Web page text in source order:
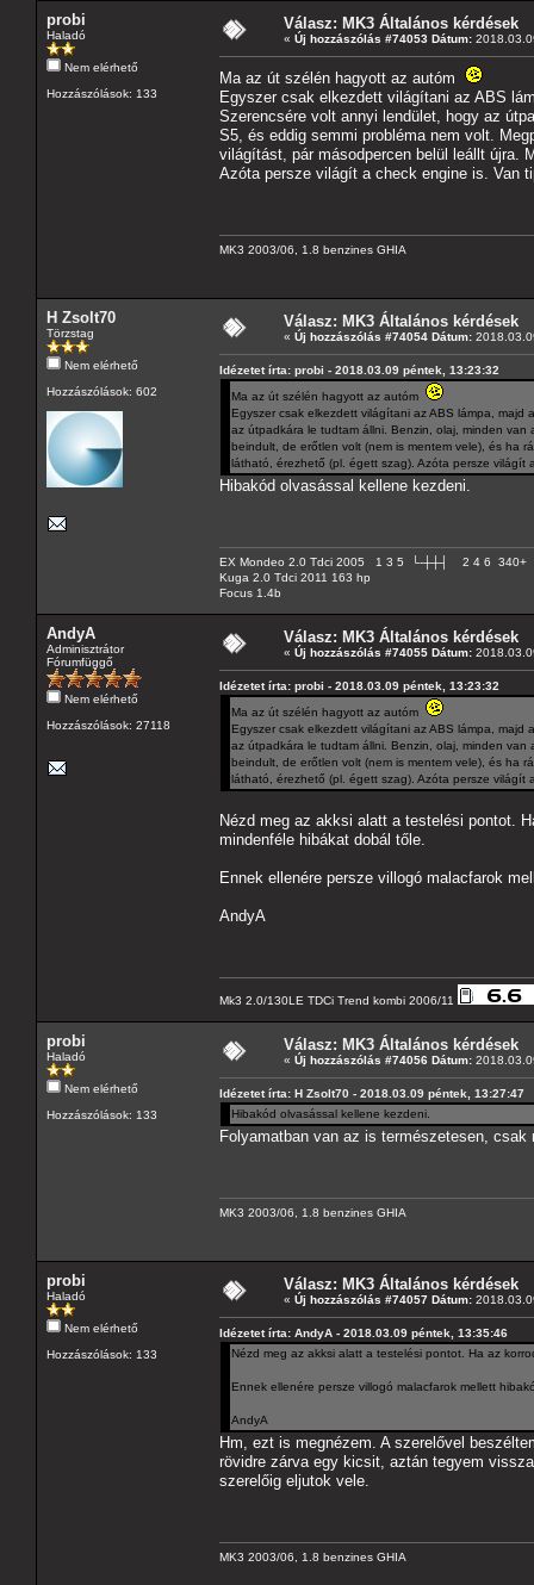
probi
Haladó
Nem elérhető
Hozzászólások: 133
Válasz: MK3 Általános kérdések
« Új hozzászólás #74053 Dátum:
Ma az út szélén hagyott az autóm
Egyszer csak elkezdett világítani az ABS
Szerencsére volt annyi lendület, hogy az
S5, és eddig semmi probléma nem volt.
világítást, pár másodpercen belül leállt újra.
Azóta persze világít a check engine is. Van
MK3 2003/06, 1.8 benzines GHIA
H Zsolt70
Törzstag
Nem elérhető
Hozzászólások: 602
Válasz: MK3 Általános kérdések
« Új hozzászólás #74054 Dátum:
Idézetet írta: probi - 2018.03.09 péntek, 13:23:32
Ma az út szélén hagyott az autóm
Egyszer csak elkezdett világítani az ABS lámpa,
az útpadkára le tudtam állni. Benzin, olaj, minden
beindult, de erőtlen volt (nem is mentem vele), és ha
látható, érezhető (pl. égett szag). Azóta persze világít
Hibakód olvasással kellene kezdeni.
EX Mondeo 2.0 Tdci 2005 1 3 5 └-┼┼┤ 2 4 6 340+
Kuga 2.0 Tdci 2011 163 hp
Focus 1.4b
AndyA
Adminisztrátor
Fórumfüggő
Nem elérhető
Hozzászólások: 27118
Válasz: MK3 Általános kérdések
« Új hozzászólás #74055 Dátum:
Idézetet írta: probi - 2018.03.09 péntek, 13:23:32
Ma az út szélén hagyott az autóm
Egyszer csak elkezdett világítani az ABS lámpa,
az útpadkára le tudtam állni. Benzin, olaj, minden
beindult, de erőtlen volt (nem is mentem vele), és ha
látható, érezhető (pl. égett szag). Azóta persze világít
Nézd meg az akksi alatt a testelési pontot.
mindenféle hibákat dobál tőle.
Ennek ellenére persze villogó malacfarok
AndyA
Mk3 2.0/130LE TDCi Trend kombi 2006/11
probi
Haladó
Nem elérhető
Hozzászólások: 133
Válasz: MK3 Általános kérdések
« Új hozzászólás #74056 Dátum:
Idézetet írta: H Zsolt70 - 2018.03.09 péntek, 13:27:47
Hibakód olvasással kellene kezdeni.
Folyamatban van az is természetesen, csak
MK3 2003/06, 1.8 benzines GHIA
probi
Haladó
Nem elérhető
Hozzászólások: 133
Válasz: MK3 Általános kérdések
« Új hozzászólás #74057 Dátum:
Idézetet írta: AndyA - 2018.03.09 péntek, 13:35:46
Nézd meg az akksi alatt a testelési pontot. Ha az
Ennek ellenére persze villogó malacfarok mellett
AndyA
Hm, ezt is megnézem. A szerelővel
rövidre zárva egy kicsit, aztán tegyem
szerelőig eljutok vele.
MK3 2003/06, 1.8 benzines GHIA